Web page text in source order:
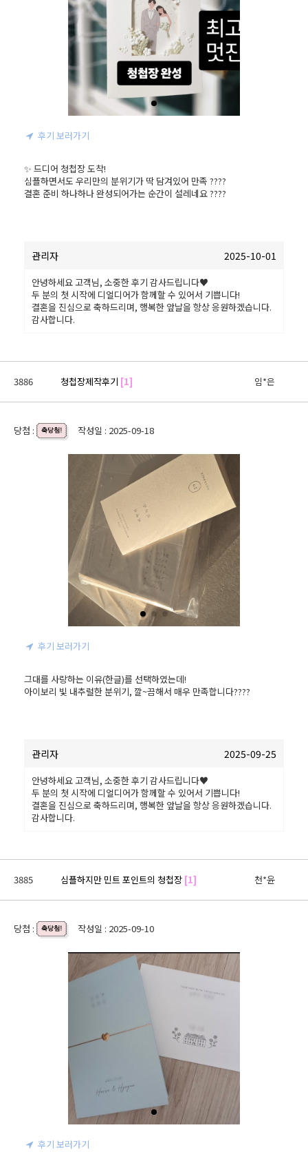
후기 보러가기
✨ 드디어 청첩장 도착!
심플하면서도 우리만의 분위기가 딱 담겨있어 만족 ????
결혼 준비 하나하나 완성되어가는 순간이 설레네요 ????
관리자 2025-10-01
안녕하세요 고객님, 소중한 후기 감사드립니다♥
두 분의 첫 시작에 디얼디어가 함께할 수 있어서 기쁩니다!
결혼을 진심으로 축하드리며, 행복한 앞날을 항상 응원하겠습니다.
감사합니다.
3886 청첩장제작후기 [1] 임*은
당첨 : 작성일 : 2025-09-18
후기 보러가기
그대를 사랑하는 이유(한글)를 선택하였는데!
아이보리 빛 내추럴한 분위기, 깔~끔해서 매우 만족합니다????
관리자 2025-09-25
안녕하세요 고객님, 소중한 후기 감사드립니다♥
두 분의 첫 시작에 디얼디어가 함께할 수 있어서 기쁩니다!
결혼을 진심으로 축하드리며, 행복한 앞날을 항상 응원하겠습니다.
감사합니다.
3885 심플하지만 민트 포인트의 청첩장 [1] 천*윤
당첨 : 작성일 : 2025-09-10
후기 보러가기